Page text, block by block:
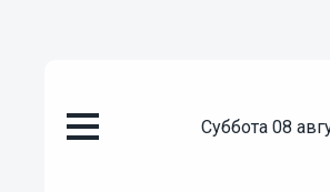
суббота 08